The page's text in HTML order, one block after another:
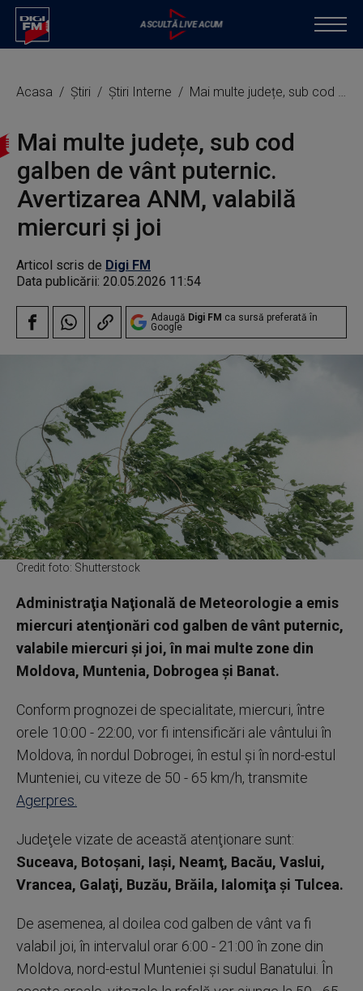
Acasa Știri Știri Interne Mai multe județe, sub cod galben de vânt puternic. Avertizarea ANM, valabilă miercuri şi joi
Mai multe județe, sub cod
galben de vânt puternic.
Avertizarea ANM, valabilă
miercuri şi joi
Articol scris de Digi FM
Data publicării: 20.05.2026 11:54
Adaugă Digi FM ca sursă preferată în
Google
Credit foto: Shutterstock
Administraţia Naţională de Meteorologie a emis
miercuri atenţionări cod galben de vânt puternic,
valabile miercuri şi joi, în mai multe zone din
Moldova, Muntenia, Dobrogea şi Banat.
Conform prognozei de specialitate, miercuri, între
orele 10:00 - 22:00, vor fi intensificări ale vântului în
Moldova, în nordul Dobrogei, în estul şi în nord-estul
Munteniei, cu viteze de 50 - 65 km/h, transmite
Agerpres.
Judeţele vizate de această atenţionare sunt:
Suceava, Botoşani, Iaşi, Neamţ, Bacău, Vaslui,
Vrancea, Galaţi, Buzău, Brăila, Ialomiţa şi Tulcea.
De asemenea, al doilea cod galben de vânt va fi
valabil joi, în intervalul orar 6:00 - 21:00 în zone din
Moldova, nord-estul Munteniei şi sudul Banatului. În